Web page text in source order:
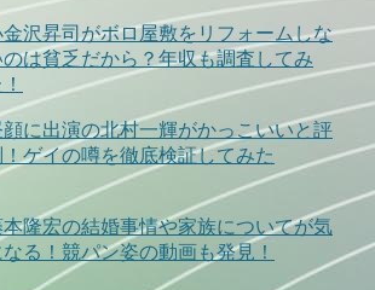
金沢昇司がボロ屋敷をリフォームしな
のは貧乏だから？年収も調査してみ
顔に出演の北村一輝がかっこいいと評
！ゲイの噂を徹底検証してみた
本隆宏の結婚事情や家族についてが気
る！競パン姿の動画も発見！